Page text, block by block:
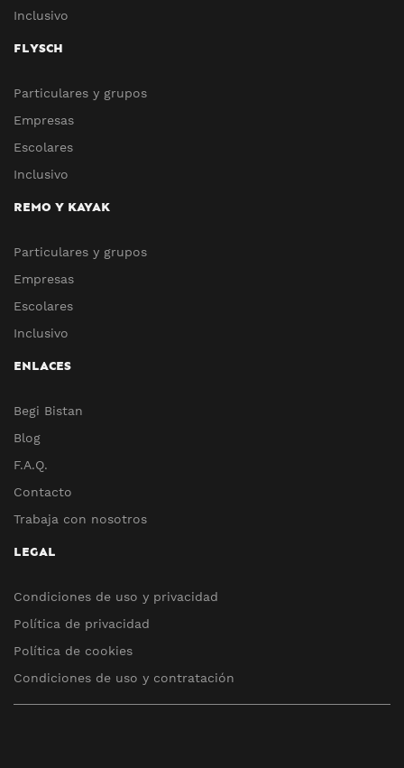
Inclusivo
FLYSCH
Particulares y grupos
Empresas
Escolares
Inclusivo
REMO Y KAYAK
Particulares y grupos
Empresas
Escolares
Inclusivo
ENLACES
Begi Bistan
Blog
F.A.Q.
Contacto
Trabaja con nosotros
LEGAL
Condiciones de uso y privacidad
Política de privacidad
Política de cookies
Condiciones de uso y contratación